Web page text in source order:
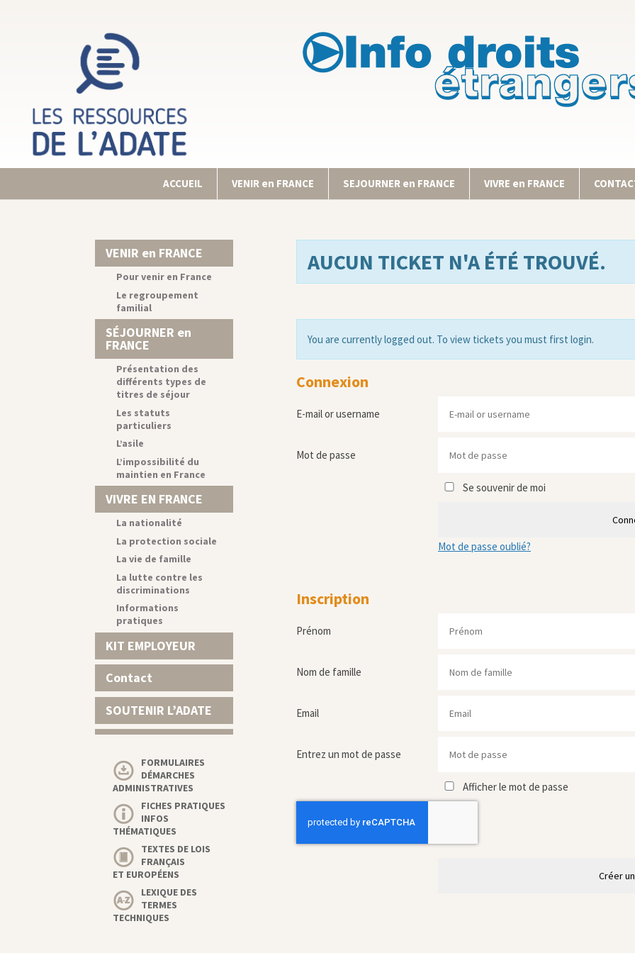
ACCUEIL VENIR en FRANCE SEJOURNER en FRANCE VIVRE en FRANCE
AUCUN TICKET N'A ÉTÉ TROUVÉ.
You are currently logged out. To view tickets you must first login.
Connexion
E-mail or username
Mot de passe
Se souvenir de moi
Mot de passe oublié?
Inscription
Prénom
Nom de famille
Email
Entrez un mot de passe
Afficher le mot de passe
Créer
VENIR en FRANCE
Pour venir en France
Le regroupement
familial
SÉJOURNER en
FRANCE
Présentation des
différents types de
titres de séjour
Les statuts
particuliers
L’asile
L’impossibilité du
maintien en France
VIVRE EN FRANCE
La nationalité
La protection sociale
La vie de famille
La lutte contre les
discriminations
Informations
pratiques
KIT EMPLOYEUR
Contact
SOUTENIR L’ADATE
FORMULAIRES
DÉMARCHES
ADMINISTRATIVES
FICHES PRATIQUES
INFOS
THÉMATIQUES
TEXTES DE LOIS
FRANÇAIS
ET EUROPÉENS
LEXIQUE DES
TERMES
TECHNIQUES